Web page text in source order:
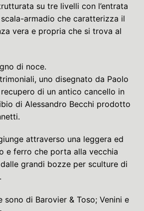
su tre livelli con l’entrata
armadio che caratterizza il
vera e propria che si trova al
di noce.
uno disegnato da Paolo
di un antico cancello in
di Alessandro Becchi prodotto
attraverso una leggera ed
e ferro che porta alla vecchia
grandi bozze per sculture di
sono di Barovier & Toso; Venini e